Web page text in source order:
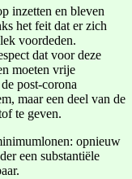
inzetten en bleven
het feit dat er zich
voordeden.
dat voor deze
moeten vrije
post-corona
maar een deel van de
te geven.
opnieuw
een substantiële